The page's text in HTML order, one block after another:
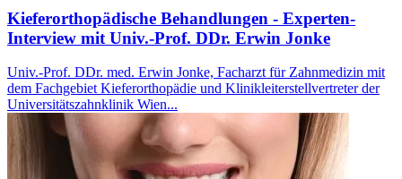
Kieferorthopädische Behandlungen - Experten-
Interview mit Univ.-Prof. DDr. Erwin Jonke
Univ.-Prof. DDr. med. Erwin Jonke, Facharzt für Zahnmedizin mit
dem Fachgebiet Kieferorthopädie und Klinikleiterstellvertreter der
Universitätszahnklinik Wien...